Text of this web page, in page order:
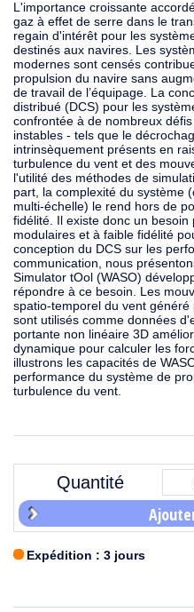
L'importance croissante
gaz à effet de serre dans le
regain d'intérêt pour les
destinés aux navires. Les
modernes sont censés
propulsion du navire sans
de travail de l’équipage. La
distribué (DCS) pour les
confrontée à de nombreux
instables - tels que le
intrinsèquement présents en
turbulence du vent et des
l'utilité des méthodes de
part, la complexité du système
multi-échelle) le rend hors de
fidélité. Il existe donc un
modulaires et à faible fidélité
conception du DCS sur les
communication, nous
Simulator tOol (WASO)
répondre à ce besoin. Les
spatio-temporel du vent
sont utilisés comme données
portante non linéaire 3D
dynamique pour calculer les
illustrons les capacités de
performance du système de
turbulence du vent.
Quantité
Expédition : 3 jours